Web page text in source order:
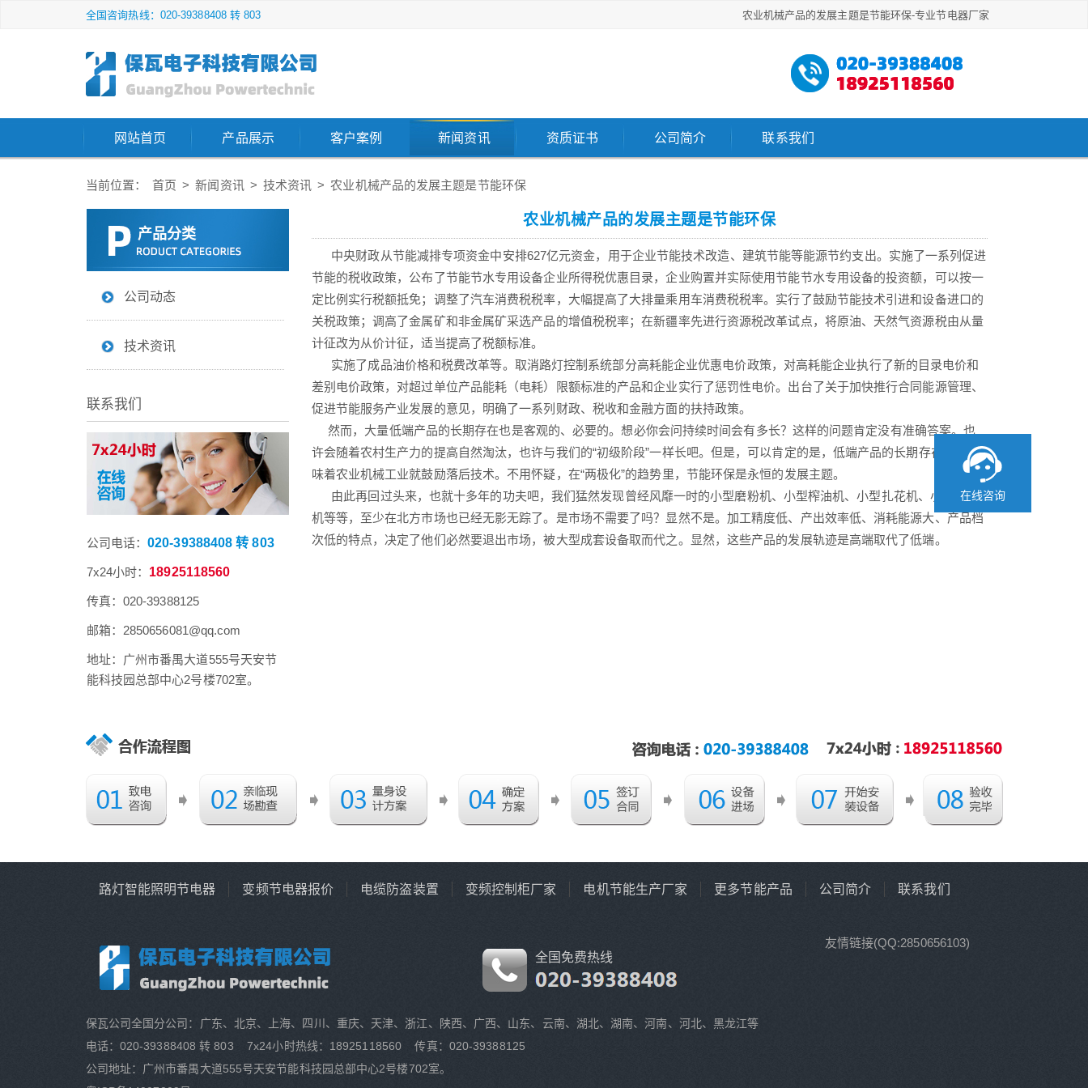
农业机械产品的发展主题是节能环保-专业节电器厂家
全国咨询热线：020-39388408 转 803
网站首页 产品展示 客户案例 新闻资讯 资质证书 公司简介 联系我们
当前位置： 首页 > 新闻资讯 > 技术资讯 > 农业机械产品的发展主题是节能环保
农业机械产品的发展主题是节能环保
中央财政从节能减排专项资金中安排627亿元资金，用于企业节能技术改造、建筑节能等能源节约支出。实施了一系列促进
节能的税收政策，公布了节能节水专用设备企业所得税优惠目录，企业购置并实际使用节能节水专用设备的投资额，可以按一
定比例实行税额抵免；调整了汽车消费税税率，大幅提高了大排量乘用车消费税税率。实行了鼓励节能技术引进和设备进口的
关税政策；调高了金属矿和非金属矿采选产品的增值税税率；在新疆率先进行资源税改革试点，将原油、天然气资源税由从量
计征改为从价计征，适当提高了税额标准。
实施了成品油价格和税费改革等。取消路灯控制系统部分高耗能企业优惠电价政策，对高耗能企业执行了新的目录电价和
差别电价政策，对超过单位产品能耗（电耗）限额标准的产品和企业实行了惩罚性电价。出台了关于加快推行合同能源管理、
促进节能服务产业发展的意见，明确了一系列财政、税收和金融方面的扶持政策。
然而，大量低端产品的长期存在也是客观的、必要的。想必你会问持续时间会有多长？这样的问题肯定没有准确答案。也
许会随着农村生产力的提高自然淘汰，也许与我们的“初级阶段”一样长吧。但是，可以肯定的是，低端产品的长期存在并不意
味着农业机械工业就鼓励落后技术。不用怀疑，在“两极化”的趋势里，节能环保是永恒的发展主题。
由此再回过头来，也就十多年的功夫吧，我们猛然发现曾经风靡一时的小型磨粉机、小型榨油机、小型扎花机、小型粉碎
机等等，至少在北方市场也已经无影无踪了。是市场不需要了吗？显然不是。加工精度低、产出效率低、消耗能源大、产品档
次低的特点，决定了他们必然要退出市场，被大型成套设备取而代之。显然，这些产品的发展轨迹是高端取代了低端。
产品分类
公司动态
技术资讯
联系我们
公司电话： 020-39388408 转 803
7x24小时： 18925118560
传真：020-39388125
邮箱：2850656081@qq.com
地址：广州市番禺大道555号天安节
能科技园总部中心2号楼702室。
路灯智能照明节电器 变频节电器报价 电缆防盗装置 变频控制柜厂家 电机节能生产厂家 更多节能产品 公司简介 联系我们
全国免费热线
友情链接(QQ:2850656103)
保瓦公司全国分公司：广东、北京、上海、四川、重庆、天津、浙江、陕西、广西、山东、云南、湖北、湖南、河南、河北、黑龙江等
电话：020-39388408 转 803 7x24小时热线：18925118560 传真：020-39388125
公司地址：广州市番禺大道555号天安节能科技园总部中心2号楼702室。
在线咨询